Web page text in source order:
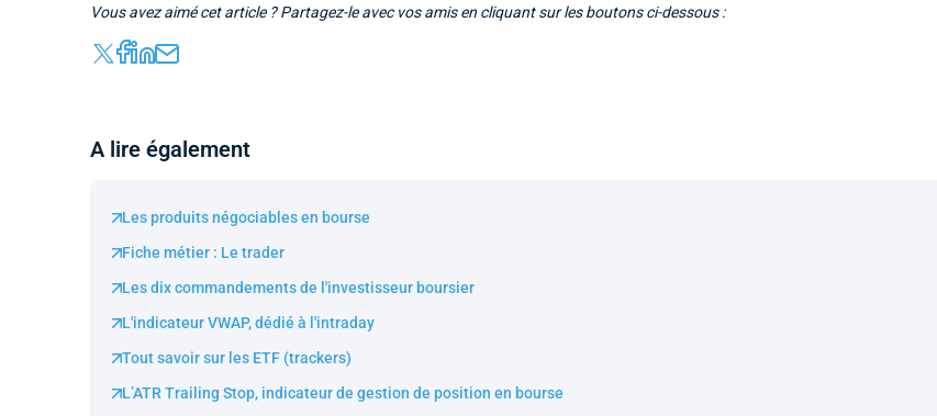
Vous avez aimé cet article ? Partagez-le avec vos amis en cliquant sur les boutons ci-dessous :
A lire également
Les produits négociables en bourse
Fiche métier : Le trader
Les dix commandements de l'investisseur boursier
L'indicateur VWAP, dédié à l'intraday
Tout savoir sur les ETF (trackers)
L’ATR Trailing Stop, indicateur de gestion de position en bourse